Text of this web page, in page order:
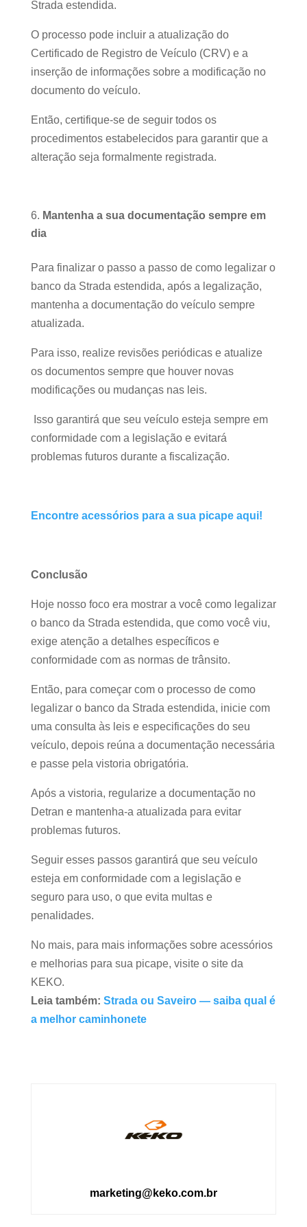
Strada estendida.
O processo pode incluir a atualização do
Certificado de Registro de Veículo (CRV) e a
inserção de informações sobre a modificação no
documento do veículo.
Então, certifique-se de seguir todos os
procedimentos estabelecidos para garantir que a
alteração seja formalmente registrada.
Mantenha a sua documentação sempre em
dia
Para finalizar o passo a passo de como legalizar o
banco da Strada estendida, após a legalização,
mantenha a documentação do veículo sempre
atualizada.
Para isso, realize revisões periódicas e atualize
os documentos sempre que houver novas
modificações ou mudanças nas leis.
Isso garantirá que seu veículo esteja sempre em
conformidade com a legislação e evitará
problemas futuros durante a fiscalização.
Encontre acessórios para a sua picape aqui!
Conclusão
Hoje nosso foco era mostrar a você como legalizar
o banco da Strada estendida, que como você viu,
exige atenção a detalhes específicos e
conformidade com as normas de trânsito.
Então, para começar com o processo de como
legalizar o banco da Strada estendida, inicie com
uma consulta às leis e especificações do seu
veículo, depois reúna a documentação necessária
e passe pela vistoria obrigatória.
Após a vistoria, regularize a documentação no
Detran e mantenha-a atualizada para evitar
problemas futuros.
Seguir esses passos garantirá que seu veículo
esteja em conformidade com a legislação e
seguro para uso, o que evita multas e
penalidades.
No mais, para mais informações sobre acessórios
e melhorias para sua picape, visite o site da
KEKO.
Leia também: Strada ou Saveiro — saiba qual é
a melhor caminhonete
marketing@keko.com.br